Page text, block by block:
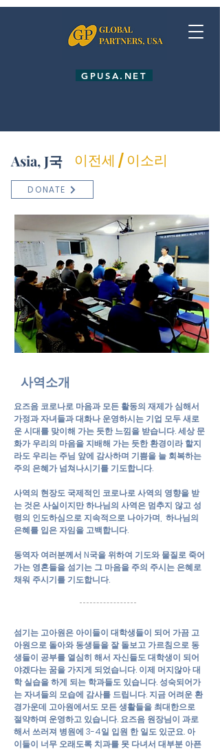
GPUSA.NET
GIVE
Asia, J국 이전세 / 이소리
DONATE
사역소개
요즈음 코로나로 마음과 모든 활동의 재제가 심해서
가정과 자녀들과 대화나 운영하시는 기업 모두 새로
운 시대를 맞이해 가는 듯한 느낌을 받습니다. 세상 문
화가 우리의 마음을 지배해 가는 듯한 환경이라 할지
라도 우리는 주님 앞에 감사하며 기쁨을 늘 회복하는
주의 은혜가 넘쳐나시기를 기도합니다.
사역의 현장도 국제적인 코로나로 사역의 영향을 받
는 것은 사실이지만 하나님의 사역은 멈추지 않고 성
령의 인도하심으로 지속적으로 나아가며, 하나님의
은혜를 입은 자임을 고백합니다.
동역자 여러분께서 N국을 위하여 기도와 물질로 죽어
가는 영혼들을 섬기는 그 마음을 주의 주시는 은혜로
채워 주시기를 기도합니다.
섬기는 고아원은 아이들이 대학생들이 되어 가끔 고
아원으로 돌아와 동생들을 잘 돌보고 가르침으로 동
생들이 공부를 열심히 해서 자신들도 대학생이 되어
야겠다는 꿈을 가지게 되었습니다. 이제 머지않아 대
학 실습을 하게 되는 학과들도 있습니다. 성숙되어가
는 자녀들의 모습에 감사를 드립니다. 지금 어려운 환
경가운데 고아원에서도 모든 생활들을 최대한으로
절약하며 운영하고 있습니다. 요즈음 원장님이 과로
해서 쓰러져 병원에 3-4일 입원 한 일도 있군요. 아
이들이 너무 오래도록 치과를 못 다녀서 대부분 아픈